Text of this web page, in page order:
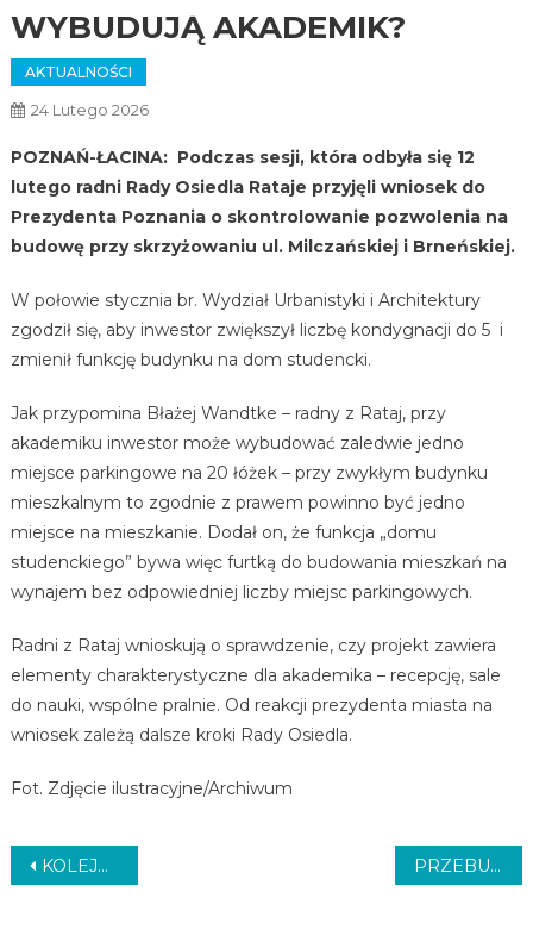
WYBUDUJĄ AKADEMIK?
AKTUALNOŚCI
24 Lutego 2026
POZNAŃ-ŁACINA: Podczas sesji, która odbyła się 12
lutego radni Rady Osiedla Rataje przyjęli wniosek do
Prezydenta Poznania o skontrolowanie pozwolenia na
budowę przy skrzyżowaniu ul. Milczańskiej i Brneńskiej.
W połowie stycznia br. Wydział Urbanistyki i Architektury
zgodził się, aby inwestor zwiększył liczbę kondygnacji do 5 i
zmienił funkcję budynku na dom studencki.
Jak przypomina Błażej Wandtke – radny z Rataj, przy
akademiku inwestor może wybudować zaledwie jedno
miejsce parkingowe na 20 łóżek – przy zwykłym budynku
mieszkalnym to zgodnie z prawem powinno być jedno
miejsce na mieszkanie. Dodał on, że funkcja „domu
studenckiego” bywa więc furtką do budowania mieszkań na
wynajem bez odpowiedniej liczby miejsc parkingowych.
Radni z Rataj wnioskują o sprawdzenie, czy projekt zawiera
elementy charakterystyczne dla akademika – recepcję, sale
do nauki, wspólne pralnie. Od reakcji prezydenta miasta na
wniosek zależą dalsze kroki Rady Osiedla.
Fot. Zdjęcie ilustracyjne/Archiwum
Nawigacja
KOLEJNA DEWASTACJA BILETOMATU PRZEBUDOWA ULICY